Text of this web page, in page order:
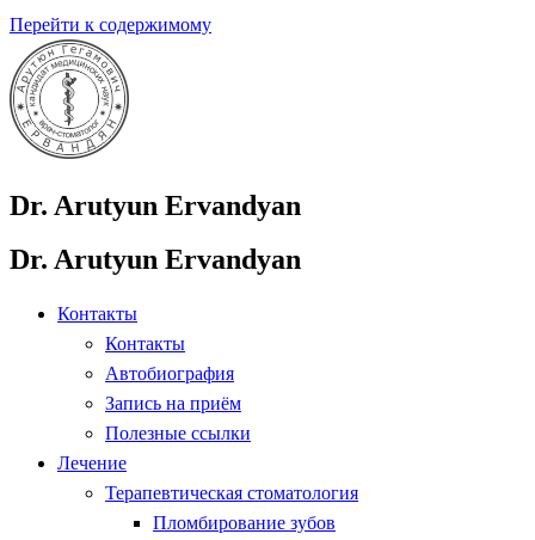
Перейти к содержимому
Dr. Arutyun Ervandyan
Dr. Arutyun Ervandyan
Контакты
Контакты
Автобиография
Запись на приём
Полезные ссылки
Лечение
Терапевтическая стоматология
Пломбирование зубов